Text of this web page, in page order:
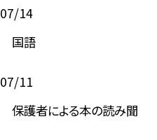
14
国語
11
保護者による本の読み聞